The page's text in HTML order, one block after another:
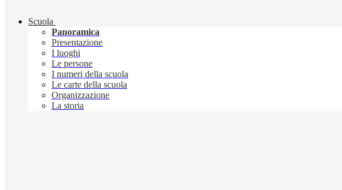
Scuola
Panoramica
Presentazione
I luoghi
Le persone
I numeri della scuola
Le carte della scuola
Organizzazione
La storia